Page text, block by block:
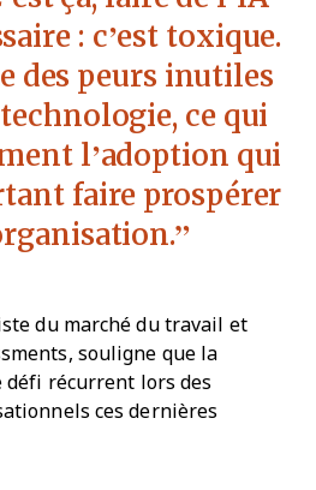
: c’est toxique.
des peurs inutiles
ce qui
l’adoption qui
faire prospérer
du marché du travail et
souligne que la
défi récurrent lors des
ces dernières